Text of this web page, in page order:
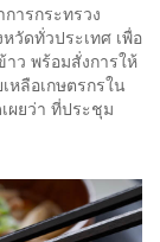
ารกระทรวง
ดทั่วประเทศ เพื่อ
ว พร้อมสั่งการให้
หลือเกษตรกรใน
ผยว่า ที่ประชุม